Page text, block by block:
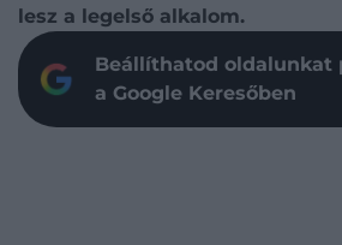
lesz a legelső alkalom.
Beállíthatod oldalunkat
a Google Keresőben